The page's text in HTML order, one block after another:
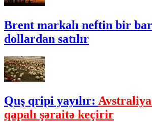
Brent markalı neftin bir
dollardan satılır
Quş qripi yayılır: Avstraliya
qapalı şəraitə keçirir